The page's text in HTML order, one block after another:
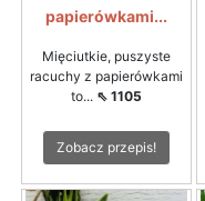
papierówkami...
Mięciutkie, puszyste
racuchy z papierówkami
to... ⇖ 1105
Zobacz przepis!